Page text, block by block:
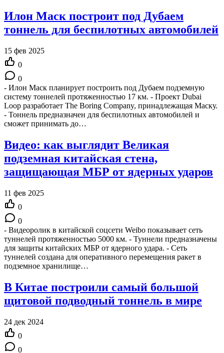
Илон Маск построит под Дубаем
тоннель для беспилотных автомобилей
15 фев 2025
0
0
- Илон Маск планирует построить под Дубаем подземную
систему тоннелей протяженностью 17 км. - Проект Dubai
Loop разработает The Boring Company, принадлежащая Маску.
- Тоннель предназначен для беспилотных автомобилей и
сможет принимать до…
Видео: как выглядит Великая
подземная китайская стена,
защищающая МБР от ядерных ударов
11 фев 2025
0
0
- Видеоролик в китайской соцсети Weibo показывает сеть
туннелей протяженностью 5000 км. - Туннели предназначены
для защиты китайских МБР от ядерного удара. - Сеть
туннелей создана для оперативного перемещения ракет в
подземное хранилище…
В Китае построили самый большой
щитовой подводный тоннель в мире
24 дек 2024
0
0